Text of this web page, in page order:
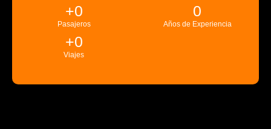
Pasajeros
+0
Años de Experiencia
0
Viajes
+0